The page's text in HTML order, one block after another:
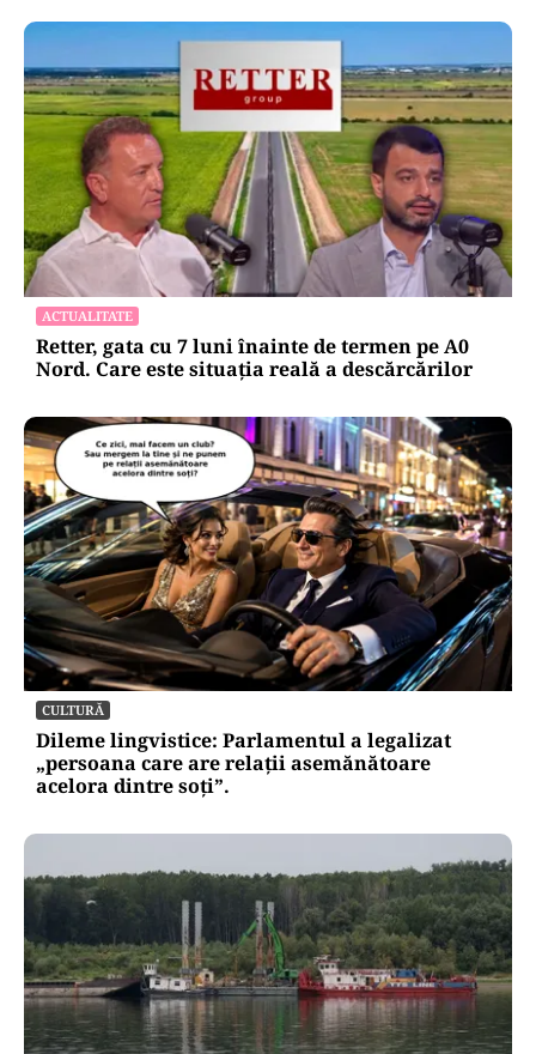
ACTUALITATE
Retter, gata cu 7 luni înainte de termen pe A0
Nord. Care este situația reală a descărcărilor
CULTURĂ
Dileme lingvistice: Parlamentul a legalizat
„persoana care are relații asemănătoare
acelora dintre soți”.